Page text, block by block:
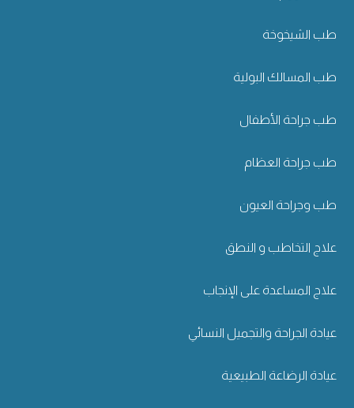
طب الشيخوخة
طب المسالك البولية
طب جراحة الأطفال
طب جراحة العظام
طب وجراحة العيون
علاج التخاطب و النطق
علاج المساعدة على الإنجاب
عيادة الجراحة والتجميل النسائي
عيادة الرضاعة الطبيعية